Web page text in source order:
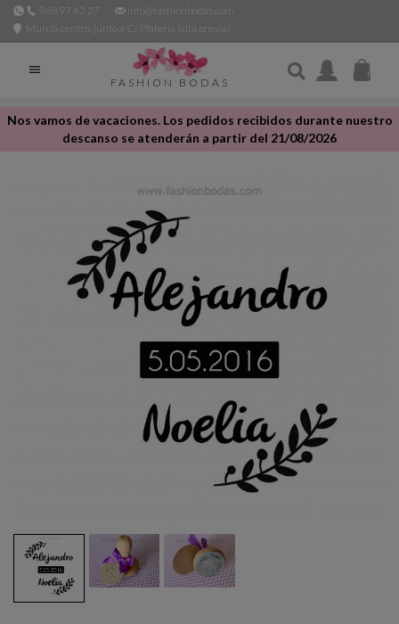
968 97 42 27
info@fashionbodas.com
Murcia centro, junto a C/ Platería (cita previa)

FASHION BODAS
Nos vamos de vacaciones. Los pedidos recibidos durante nuestro
descanso se atenderán a partir del 21/08/2026